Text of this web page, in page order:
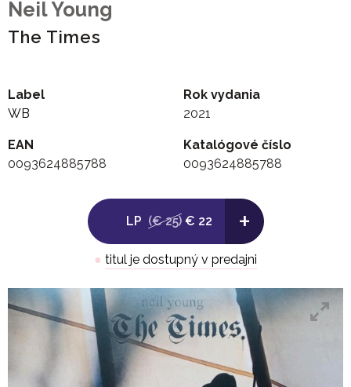
Neil Young
The Times
Label
WB
Rok vydania
2021
EAN
0093624885788
Katalógové číslo
0093624885788
LP (€ 25) € 22 +
● titul je dostupný v predajni